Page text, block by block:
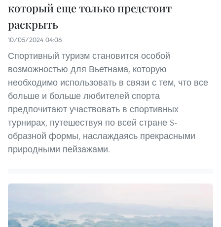
который еще только предстоит
раскрыть
10/05/2024 04:06
Спортивный туризм становится особой
возможностью для Вьетнама, которую
необходимо использовать в связи с тем, что все
больше и больше любителей спорта
предпочитают участвовать в спортивных
турнирах, путешествуя по всей стране S-
образной формы, наслаждаясь прекрасными
природными пейзажами.